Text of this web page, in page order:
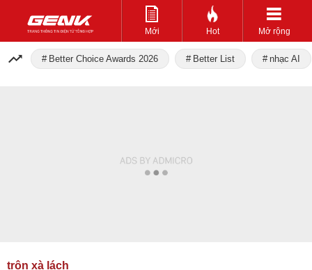
Mới Hot Mở rộng
Better Choice Awards 2026 Better List nhạc AI
trộn xà lách